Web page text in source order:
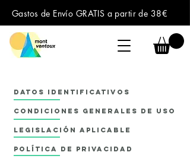
Gastos de Envío GRATIS a partir de 38€
Datos identificativos
Condiciones generales de uso
Legislación aplicable
Política de privacidad